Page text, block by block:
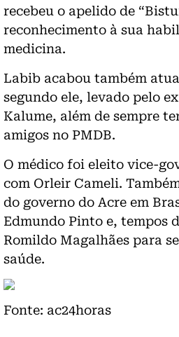
recebeu o apelido de
reconhecimento à sua
medicina.
Labib acabou também
segundo ele, levado pelo
Kalume, além de sempre
amigos no PMDB.
O médico foi eleito vice-
com Orleir Cameli.
do governo do Acre em
Edmundo Pinto e, tempos
Romildo Magalhães para
saúde.
Fonte: ac24horas